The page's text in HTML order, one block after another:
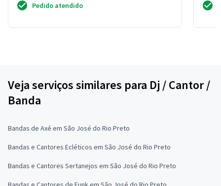
Pedido atendido
Veja serviços similares para Dj / Cantor /
Banda
Bandas de Axé em São José do Rio Preto
Bandas e Cantores Ecléticos em São José do Rio Preto
Bandas e Cantores Sertanejos em São José do Rio Preto